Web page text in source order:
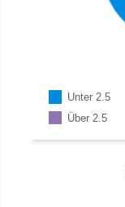
Unter 2.5
Über 2.5